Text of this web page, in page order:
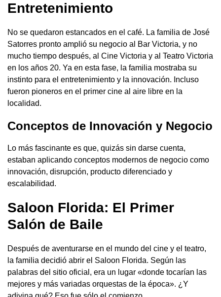
Entretenimiento
No se quedaron estancados en el café. La familia de José
Satorres pronto amplió su negocio al Bar Victoria, y no
mucho tiempo después, al Cine Victoria y al Teatro Victoria
en los años 20. Ya en esta fase, la familia mostraba su
instinto para el entretenimiento y la innovación. Incluso
fueron pioneros en el primer cine al aire libre en la
localidad.
Conceptos de Innovación y Negocio
Lo más fascinante es que, quizás sin darse cuenta,
estaban aplicando conceptos modernos de negocio como
innovación, disrupción, producto diferenciado y
escalabilidad.
Saloon Florida: El Primer
Salón de Baile
Después de aventurarse en el mundo del cine y el teatro,
la familia decidió abrir el Saloon Florida. Según las
palabras del sitio oficial, era un lugar «donde tocarían las
mejores y más variadas orquestas de la época». ¿Y